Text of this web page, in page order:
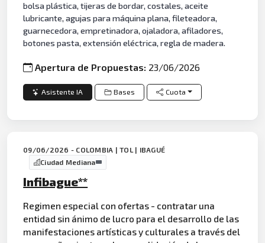
bolsa plástica, tijeras de bordar, costales, aceite
lubricante, agujas para máquina plana, fileteadora,
guarnecedora, empretinadora, ojaladora, afiladores,
botones pasta, extensión eléctrica, regla de madera.
Apertura de Propuestas: 23/06/2026
Asistente IA Bases Cuota
09/06/2026 - COLOMBIA | TOL | IBAGUÉ
Ciudad Mediana
Infibague**
Regimen especial con ofertas - contratar una
entidad sin ánimo de lucro para el desarrollo de las
manifestaciones artísticas y culturales a través del